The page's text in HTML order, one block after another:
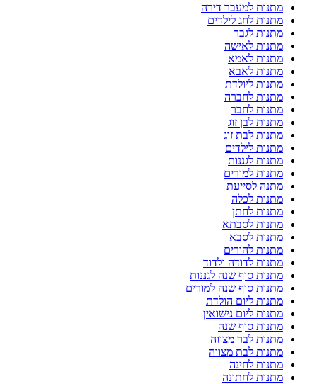
מתנות למעבר דירה
מתנות לחג לילדים
מתנות לגבר
מתנות לאישה
מתנות לאמא
מתנות לאבא
מתנות ליולדת
מתנות לחברה
מתנות לחבר
מתנות לבן זוג
מתנות לבת זוג
מתנות לילדים
מתנות לגננות
מתנות למורים
מתנה לסייעת
מתנות לכלה
מתנות לחתן
מתנות לסבתא
מתנות לסבא
מתנות להורים
מתנות לדודה ולדוד
מתנות סוף שנה לגננות
מתנות סוף שנה למורים
מתנות ליום הולדת
מתנות ליום נישואין
מתנות סוף שנה
מתנות לבר מצווה
מתנות לבת מצווה
מתנות לחינה
מתנות לחתונה